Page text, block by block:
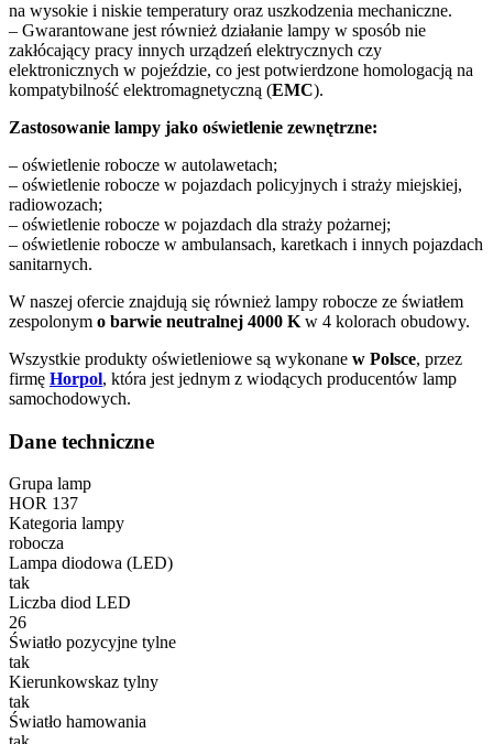
na wysokie i niskie temperatury oraz uszkodzenia mechaniczne.
– Gwarantowane jest również działanie lampy w sposób nie
zakłócający pracy innych urządzeń elektrycznych czy
elektronicznych w pojeździe, co jest potwierdzone homologacją na
kompatybilność elektromagnetyczną (EMC).
Zastosowanie lampy jako oświetlenie zewnętrzne:
– oświetlenie robocze w autolawetach;
– oświetlenie robocze w pojazdach policyjnych i straży miejskiej,
radiowozach;
– oświetlenie robocze w pojazdach dla straży pożarnej;
– oświetlenie robocze w ambulansach, karetkach i innych pojazdach
sanitarnych.
W naszej ofercie znajdują się również lampy robocze ze światłem
zespolonym o barwie neutralnej 4000 K w 4 kolorach obudowy.
Wszystkie produkty oświetleniowe są wykonane w Polsce, przez
firmę Horpol, która jest jednym z wiodących producentów lamp
samochodowych.
Dane techniczne
Grupa lamp
HOR 137
Kategoria lampy
robocza
Lampa diodowa (LED)
tak
Liczba diod LED
26
Światło pozycyjne tylne
tak
Kierunkowskaz tylny
tak
Światło hamowania